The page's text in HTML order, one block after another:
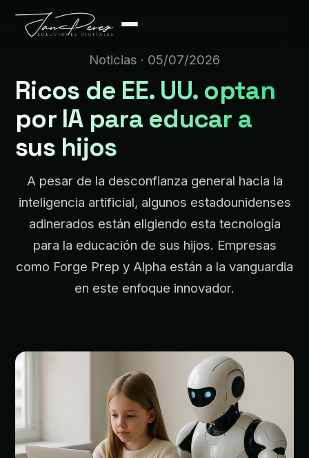
Noticias · 05/07/2026
Ricos de EE. UU. optan
por IA para educar a
sus hijos
A pesar de la desconfianza general hacia la
inteligencia artificial, algunos estadounidenses
adinerados están eligiendo esta tecnología
para la educación de sus hijos. Empresas
como Forge Prep y Alpha están a la vanguardia
en este enfoque innovador.